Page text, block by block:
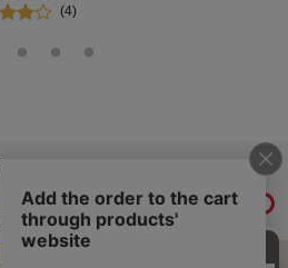
(4)
履歴情報を残す